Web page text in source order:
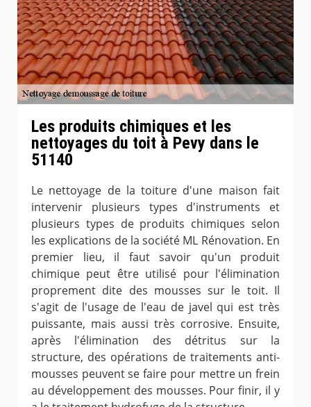
Les produits chimiques et les
nettoyages du toit à Pevy dans le
51140
Le nettoyage de la toiture d'une maison fait
intervenir plusieurs types d'instruments et
plusieurs types de produits chimiques selon
les explications de la société ML Rénovation. En
premier lieu, il faut savoir qu'un produit
chimique peut être utilisé pour l'élimination
proprement dite des mousses sur le toit. Il
s'agit de l'usage de l'eau de javel qui est très
puissante, mais aussi très corrosive. Ensuite,
après l'élimination des détritus sur la
structure, des opérations de traitements anti-
mousses peuvent se faire pour mettre un frein
au développement des mousses. Pour finir, il y